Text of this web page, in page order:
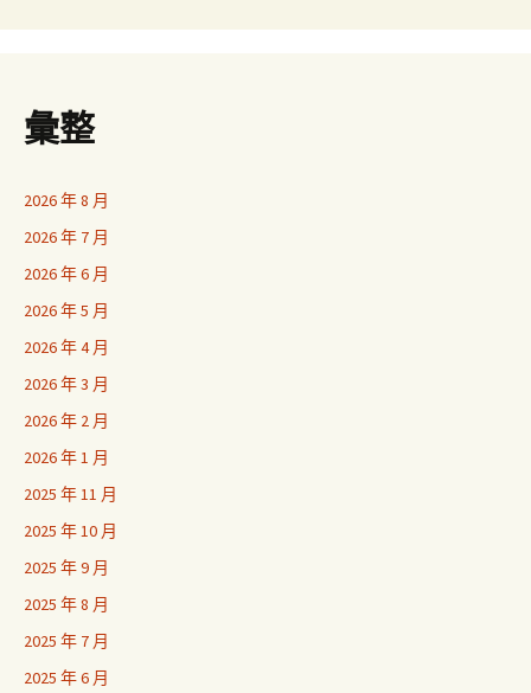
彙整
2026 年 8 月
2026 年 7 月
2026 年 6 月
2026 年 5 月
2026 年 4 月
2026 年 3 月
2026 年 2 月
2026 年 1 月
2025 年 11 月
2025 年 10 月
2025 年 9 月
2025 年 8 月
2025 年 7 月
2025 年 6 月